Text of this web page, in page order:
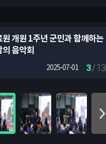
개원 1주년 군민과 함께하는
음악회
2025-07-01 3/ 13